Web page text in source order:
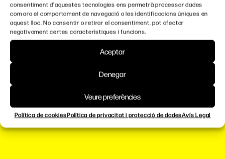
consentiment d'aquestes tecnologies ens permetrà processar dades
com ara el comportament de navegació o les identificacions úniques en
aquest lloc. No consentir o retirar el consentiment, pot afectar
negativament certes característiques i funcions.
Aceptar
Denegar
Veure preferències
Política de cookiesPolítica de privacitat i protecció de dadesAvís Legal